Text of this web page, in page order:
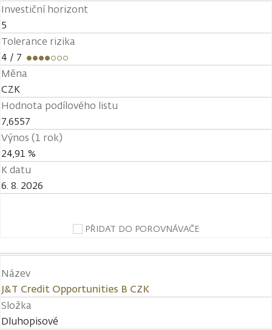
Investiční horizont
5
Tolerance rizika
4 / 7
Měna
CZK
Hodnota podílového listu
7,6557
Výnos (1 rok)
24,91 %
K datu
6. 8. 2026
PŘIDAT DO POROVNÁVAČE
Název
J&T Credit Opportunities B CZK
Složka
Dluhopisové